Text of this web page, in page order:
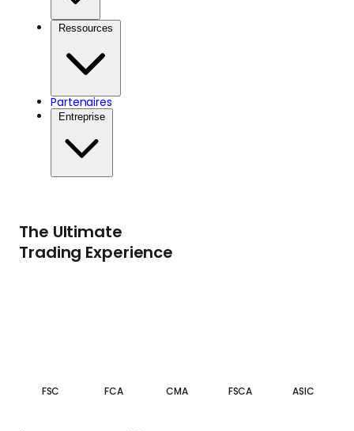
Ressources
Partenaires
Entreprise
The Ultimate
Trading Experience
FSC FCA CMA FSCA ASIC